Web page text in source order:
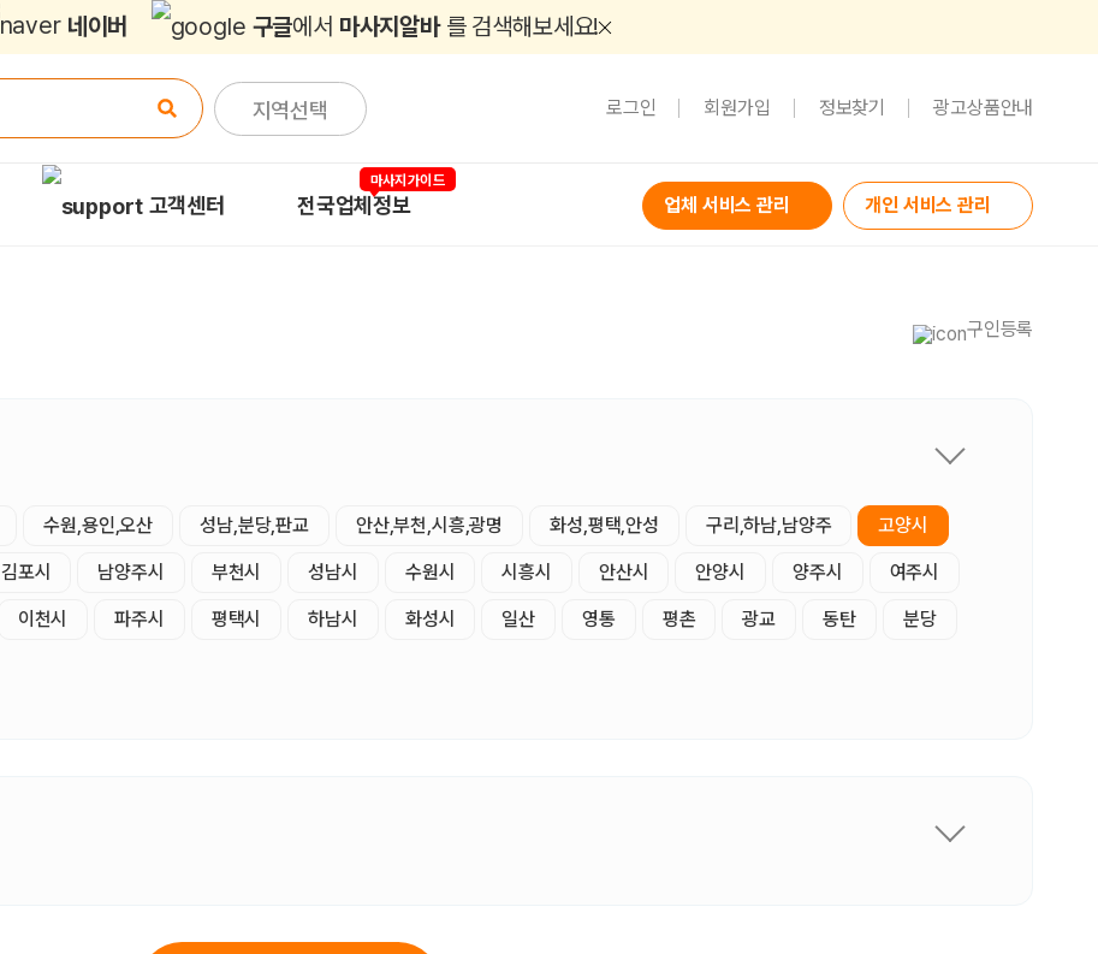
네이버 구글에서 마사지알바 를 검색해보세요!
지역선택 로그인 회원가입 정보찾기 광고상품안내
고객센터 전국업체정보
마사지가이드
업체 서비스 관리 개인 서비스 관리
구인등록
수원,용인,오산 성남,분당,판교 안산,부천,시흥,광명 화성,평택,안성 구리,하남,남양주 고양시
김포시 남양주시 부천시 성남시 수원시 시흥시 안산시 안양시 양주시 여주시
이천시 파주시 평택시 하남시 화성시 일산 영통 평촌 광교 동탄 분당